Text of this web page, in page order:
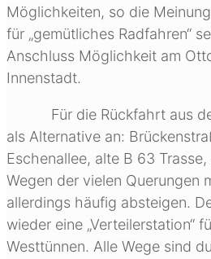
Möglichkeiten, so die
für „gemütliches Radfahren“
Anschluss Möglichkeit am
Innenstadt.
Für die Rückfahrt aus
als Alternative an:
Eschenallee, alte B 63
Wegen der vielen Querungen
allerdings häufig absteigen.
wieder eine „Verteilerstation“
Westtünnen. Alle Wege sind